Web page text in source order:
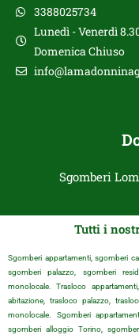
3388025734
Lunedì - Venerdì
Domenica Chiuso
Sgomberi
Tutti i
Sgomberi appartamenti, sgomberi
sgomberi palazzo, sgomberi
monolocale. Trasloco
abitazione, trasloco palazzo,
monolocale. Sgomberi
sgomberi alloggio Torino,